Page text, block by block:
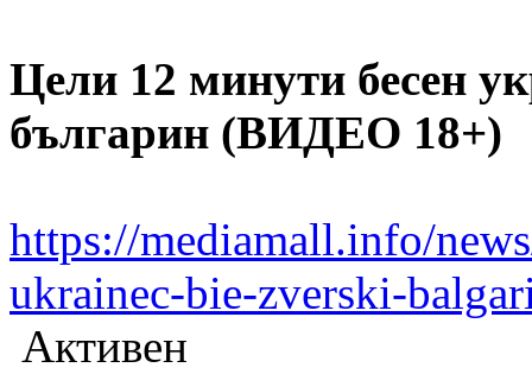
Цели 12 минути бесен
българин (ВИДЕО 18+)
https://mediamall.info/
ukrainec-bie-zverski-
Активен